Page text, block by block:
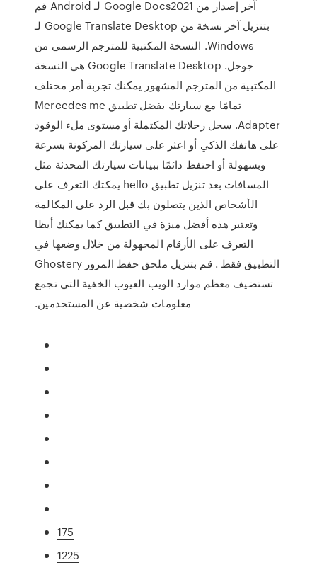
آخر إصدار من Google Docs2021 لـ Android قم
بتنزيل آخر نسخة من Google Translate Desktop لـ
Windows. النسخة المكتبية للمترجم الرسمي من
جوجل. Google Translate Desktop هي النسخة
المكتبية من المترجم المشهور يمكنك تجربة أمر مختلف
تمامًا مع سيارتك بفضل تطبيق Mercedes me
Adapter. سجل رحلاتك المكتملة أو مستوى ملء الوقود
على هاتفك الذكي أو اعثر على سيارتك المركونة بسرعة
وبسهولة أو احتفظ دائمًا ببيانات سيارتك المحدثة مثل
المسافات بعد تنزيل تطبيق hello يمكتك التعرف على
الأشخاص الذين يتصلون بك قبل الرد على المكالمة
وتعتبر هذه أفضل ميزة في التطبيق كما يمكنك أيظا
التعرف على الأرقام المجهولة من خلال وضعها في
التطبيق فقط . قم بتنزيل ملحق حفظ المرور Ghostery
تستضيف معظم موارد الويب العيوب الخفية التي تجمع
معلومات شخصية عن المستخدمين.
175
1225